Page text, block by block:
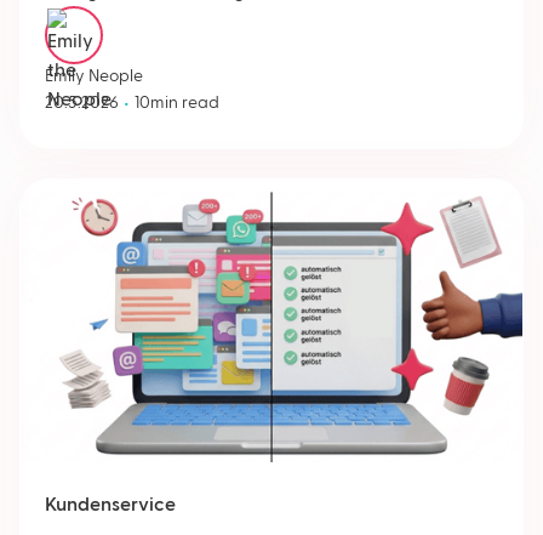
Emily Neople
20.5.2026 • 10min read
Kundenservice